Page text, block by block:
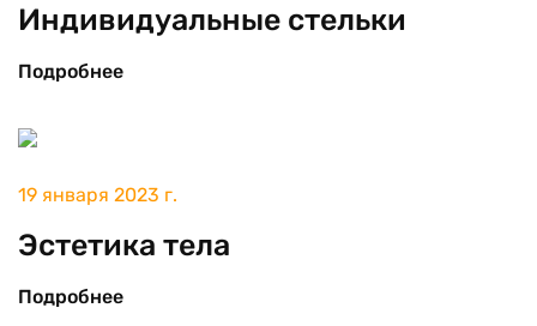
Индивидуальные стельки
Подробнее
19 января 2023 г.
Эстетика тела
Подробнее